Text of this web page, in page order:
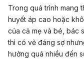
Trong quá trình mang
huyết áp cao hoặc
của cả mẹ và bé, bác
thì có vẻ đáng sợ
hưởng quá nhiều đến